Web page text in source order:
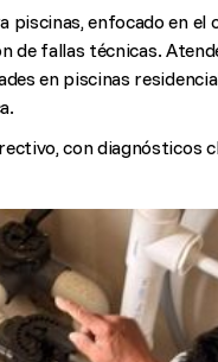
piscinas, enfocado en
de fallas técnicas.
en piscinas
con diagnósticos